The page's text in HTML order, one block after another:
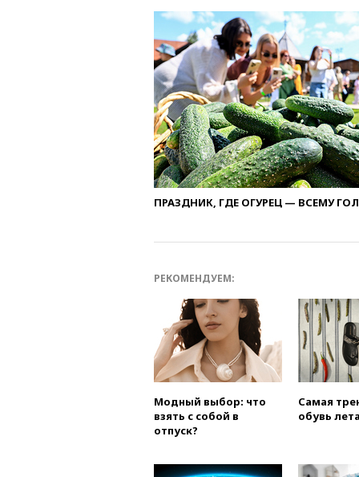
ПРАЗДНИК, ГДЕ ОГУРЕЦ — ВСЕМУ
РЕКОМЕНДУЕМ:
Модный выбор: что
взять с собой в
отпуск?
Самая
обувь